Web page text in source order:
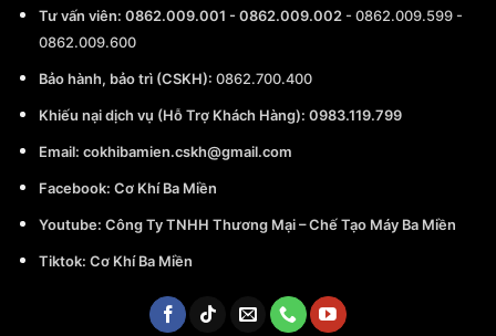
Tư vấn viên: 0862.009.001 - 0862.009.002 - 0862.009.599 -
0862.009.600
Bảo hành, bảo trì (CSKH): 0862.700.400
Khiếu nại dịch vụ (Hỗ Trợ Khách Hàng): 0983.119.799
Email: cokhibamien.cskh@gmail.com
Facebook: Cơ Khí Ba Miền
Youtube: Công Ty TNHH Thương Mại – Chế Tạo Máy Ba Miền
Tiktok: Cơ Khí Ba Miền